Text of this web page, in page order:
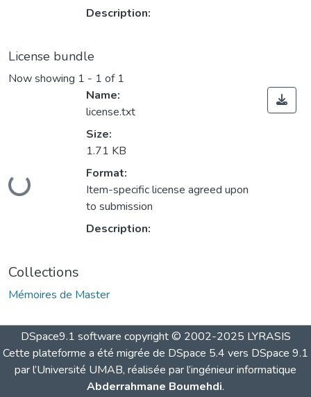
Description:
License bundle
Now showing 1 - 1 of 1
Loading...
Name:
license.txt
Size:
1.71 KB
Format:
Item-specific license agreed upon
to submission
Description:
Collections
Mémoires de Master
DSpace9.1 software copyright © 2002-2025 LYRASIS
Cette plateforme a été migrée de DSpace 5.4 vers DSpace 9.1
par l’Université UMAB, réalisée par l’ingénieur informatique
Abderrahmane Boumehdi.